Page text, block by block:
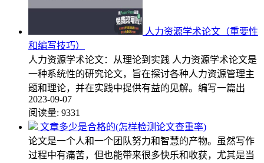
人力资源学术论文（重要性
和编写技巧）
人力资源学术论文：从理论到实践 人力资源学术论文是
一种系统性的研究论文，旨在探讨各种人力资源管理主
题和理论，并在实践中提供有益的见解。编写一篇出
2023-09-07
阅读量: 9331
文章多少是合格的(怎样检测论文查重率)
论文是一个人和一个团队努力和智慧的产物。虽然写作
过程中有痛苦，但也能带来很多快乐和收获，尤其是当